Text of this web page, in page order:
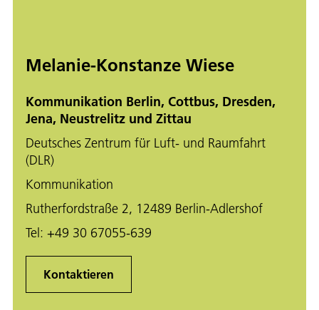
Melanie-Konstanze Wiese
Kommunikation Berlin, Cottbus, Dresden,
Jena, Neustrelitz und Zittau
Deutsches Zentrum für Luft- und Raumfahrt
(DLR)
Kommunikation
Rutherfordstraße 2, 12489 Berlin-Adlershof
Tel: +49 30 67055-639
Kontaktieren